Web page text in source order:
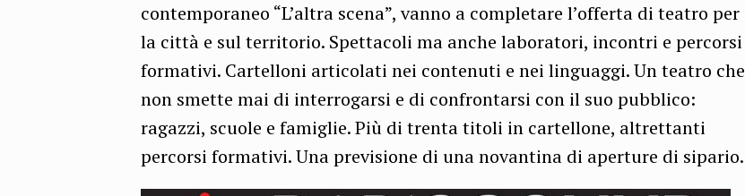
contemporaneo “L’altra scena”, vanno a completare l’offerta di teatro per
la città e sul territorio. Spettacoli ma anche laboratori, incontri e percorsi
formativi. Cartelloni articolati nei contenuti e nei linguaggi. Un teatro che
non smette mai di interrogarsi e di confrontarsi con il suo pubblico:
ragazzi, scuole e famiglie. Più di trenta titoli in cartellone, altrettanti
percorsi formativi. Una previsione di una novantina di aperture di sipario.